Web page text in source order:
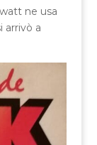
ne usa
arrivò a